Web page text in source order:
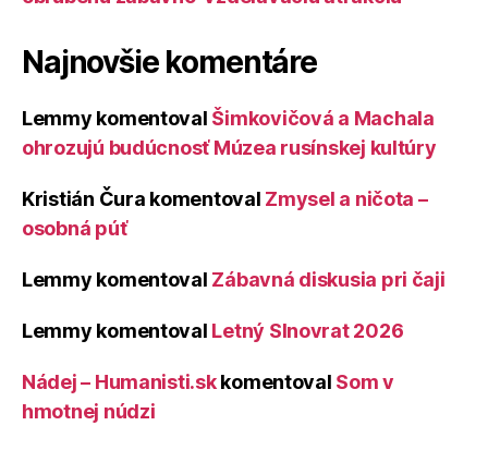
Najnovšie komentáre
Lemmy komentoval Šimkovičová a Machala
ohrozujú budúcnosť Múzea rusínskej kultúry
Kristián Čura komentoval Zmysel a ničota –
osobná púť
Lemmy komentoval Zábavná diskusia pri čaji
Lemmy komentoval Letný Slnovrat 2026
Nádej – Humanisti.skkomentoval Som v
hmotnej núdzi